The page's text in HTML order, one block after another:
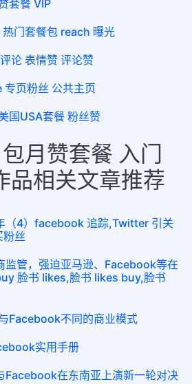
套餐 VIP
门套餐包 reach 曝光
论 表情赞 评论赞
页粉丝 公共主页
国USA套餐 粉丝赞
月赞套餐 入门
品相关文章推荐
（4）facebook 追踪,Twitter 引关
丝
监管，强迫亚马逊、Facebook等在
脸书 likes,脸书 likes buy,脸书
Facebook不同的商业模式
实用手册
在东南亚上演新一轮对决